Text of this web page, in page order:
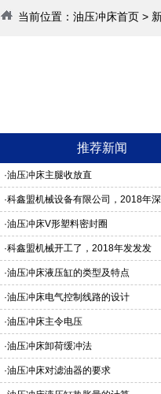
当前位置： 油压冲床首页 >
推荐新闻
·油压冲床主腿收放直
·科鑫盟机械设备有限公司，2018年
馆3G24号，欢迎新老客户莅临参观
·油压冲床V形塑料密封圈
·科鑫盟机械开工了，2018年发发发
·油压冲床液压缸的类型及特点
·油压冲床电气控制线路的设计
·油压冲床主令电压
·油压冲床卸荷缓冲法
·油压冲床对滤油器的要求